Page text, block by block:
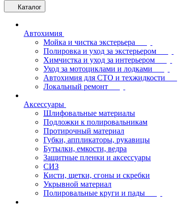
Каталог
Автохимия
Мойка и чистка экстерьера
Полировка и уход за экстерьером
Химчистка и уход за интерьером
Уход за мотоциклами и лодками
Автохимия для СТО и техжидкости
Локальный ремонт
Аксессуары
Шлифовальные материалы
Подложки к полировальникам
Протирочный материал
Губки, аппликаторы, рукавицы
Бутылки, емкости, ведра
Защитные пленки и аксессуары
СИЗ
Кисти, щетки, сгоны и скребки
Укрывной материал
Полировальные круги и пады